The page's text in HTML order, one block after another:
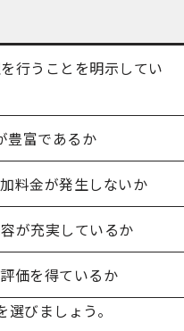
行うことを明示してい
豊富であるか
料金が発生しないか
が充実しているか
価を得ているか
選びましょう。